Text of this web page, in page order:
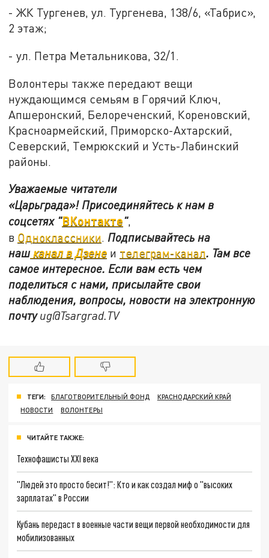
- ЖК Тургенев, ул. Тургенева, 138/6, «Табрис»,
2 этаж;
- ул. Петра Метальникова, 32/1.
Волонтеры также передают вещи
нуждающимся семьям в Горячий Ключ,
Апшеронский, Белореченский, Кореновский,
Красноармейский, Приморско-Ахтарский,
Северский, Темрюкский и Усть-Лабинский
районы.
Уважаемые читатели
«Царьграда»! Присоединяйтесь к нам в
соцсетях "ВКонтакте",
в Одноклассники. Подписывайтесь на
нашканал в Дзене и телеграм-канал. Там все
самое интересное. Если вам есть чем
поделиться с нами, присылайте свои
наблюдения, вопросы, новости на электронную
почтуug@Tsargrad.TV
ТЕГИ: БЛАГОТВОРИТЕЛЬНЫЙ ФОНД
КРАСНОДАРСКИЙ КРАЙ
НОВОСТИ
ВОЛОНТЕРЫ
ЧИТАЙТЕ ТАКЖЕ:
Технофашисты XXI века
"Людей это просто бесит!": Кто и как создал миф о "высоких
зарплатах" в России
Кубань передаст в военные части вещи первой необходимости для
мобилизованных